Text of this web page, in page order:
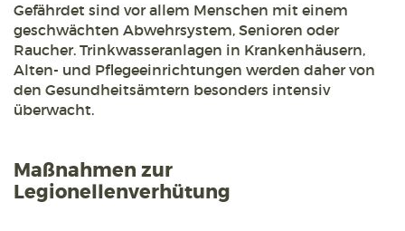
Gefährdet sind vor allem Menschen mit einem
geschwächten Abwehrsystem, Senioren oder
Raucher. Trinkwasseranlagen in Krankenhäusern,
Alten- und Pflegeeinrichtungen werden daher von
den Gesundheitsämtern besonders intensiv
überwacht.
Maßnahmen zur
Legionellenverhütung